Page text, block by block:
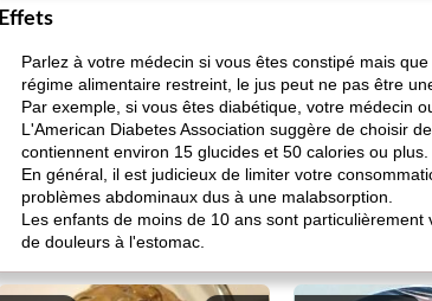
Effets
Parlez à votre médecin si vous êtes constipé mais
régime alimentaire restreint, le jus peut ne pas être
Par exemple, si vous êtes diabétique, votre médecin
L'American Diabetes Association suggère de choisir
contiennent environ 15 glucides et 50 calories ou plus.
En général, il est judicieux de limiter votre
problèmes abdominaux dus à une malabsorption.
Les enfants de moins de 10 ans sont
de douleurs à l'estomac.